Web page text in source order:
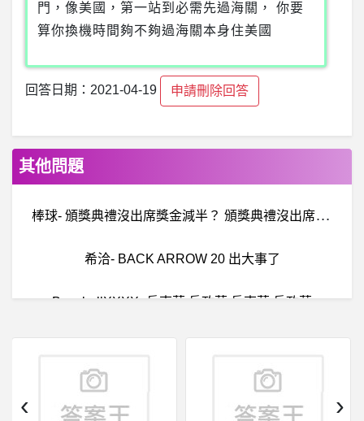
門，像美國，第一站到必需先過海關， 你要
算你換機時間夠不夠過海關本身住美國
回答日期：2021-04-19 申請刪除回答
其他問題
棒
球- 頒獎典禮沒出席獎金減半？ 頒獎典禮沒出席獎金減半？
希洽- BACK ARROW 20 出大事了
BaseballXXXX- 岳東華 岳政華 岳東華 岳政華
金融業- 企金的場景開發有哪些呢？
‹ ›